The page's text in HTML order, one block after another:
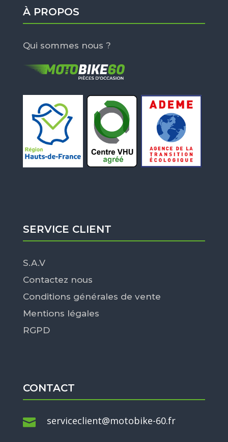
À PROPOS
Qui sommes nous ?
SERVICE CLIENT
S.A.V
Contactez nous
Conditions générales de vente
Mentions légales
RGPD
CONTACT
 serviceclient@motobike-60.fr